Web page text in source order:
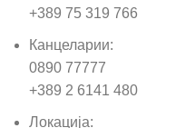
+389 75 319 766
Канцеларии:
0890 77777
+389 2 6141 480
Локација: